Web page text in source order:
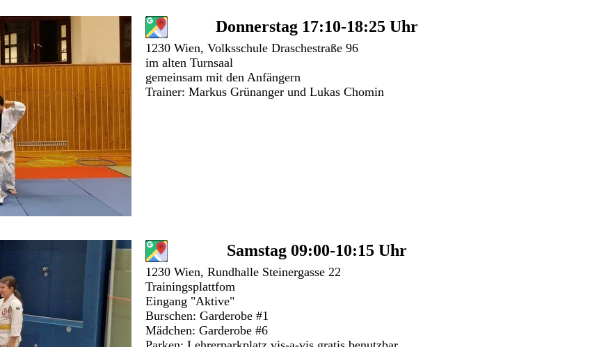
Donnerstag 17:10-18:25 Uhr
1230 Wien, Volksschule Draschestraße 96
im alten Turnsaal
gemeinsam mit den Anfängern
Trainer: Markus Grünanger und Lukas Chomin
Samstag 09:00-10:15 Uhr
1230 Wien, Rundhalle Steinergasse 22
Trainingsplattfom
Eingang "Aktive"
Burschen: Garderobe #1
Mädchen: Garderobe #6